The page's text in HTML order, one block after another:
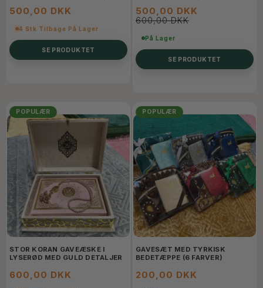
500,00 DKK
4 Stk Tilbage På Lager
SE PRODUKTET
500,00 DKK
600,00 DKK
På Lager
SE PRODUKTET
POPULÆR
STOR KORAN GAVEÆSKE I
LYSERØD MED GULD DETALJER
600,00 DKK
POPULÆR
GAVESÆT MED TYRKISK
BEDETÆPPE (6 FARVER)
200,00 DKK